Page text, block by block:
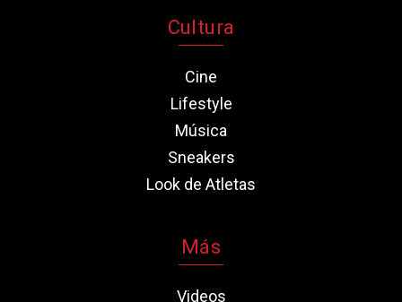
Cultura
Cine
Lifestyle
Música
Sneakers
Look de Atletas
Más
Videos